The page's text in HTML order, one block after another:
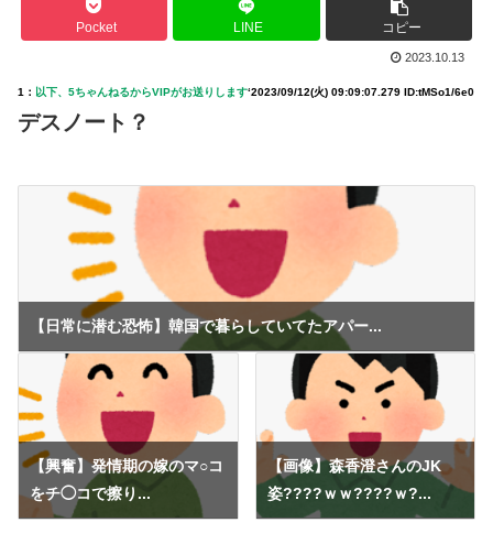
Pocket LINE コピー
2023.10.13
1： 以下、5ちゃんねるからVIPがお送りします‘2023/09/12(火) 09:09:07.279 ID:tMSo1/6e0
デスノート？
【日常に潜む恐怖】韓国で暮らしていてたアパー...
【興奮】発情期の嫁のマ○コ
をチ◯コで擦り...
【画像】森香澄さんのJK
姿????ｗｗ????ｗ?...